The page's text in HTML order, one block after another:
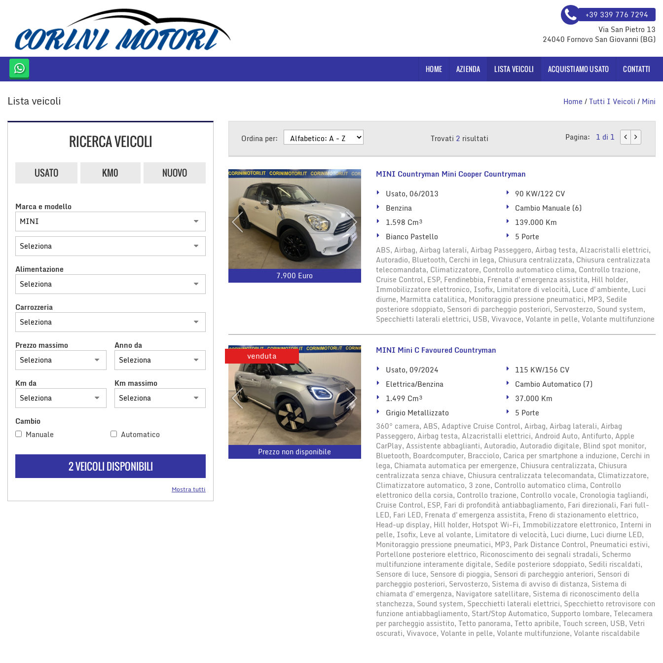
AZIENDA
LISTA VEICOLI
ACQUISTIAMO USATO
+39 339 776 7294
Via San Pietro 13
24040 Fornovo San Giovanni (BG)
HOME AZIENDA LISTA VEICOLI ACQUISTIAMO USATO CONTATTI
Lista veicoli Home /Tutti I Veicoli / Mini
RICERCA VEICOLI
USATO KM0 NUOVO
Marca e modello
Alimentazione
Carrozzeria
Prezzo massimo Anno da
Km da Km massimo
Cambio
Manuale
Automatico
2 VEICOLI DISPONIBILI
Mostra tutti
Ordina per: Trovati 2 risultati Pagina: 1 di 1
7.900 Euro
MINI Countryman Mini Cooper Countryman
Usato, 06/2013
90 KW/122 CV
Benzina
Cambio Manuale (6)
1.598 Cm³
139.000 Km
Bianco Pastello
5 Porte
ABS, Airbag, Airbag laterali, Airbag Passeggero, Airbag testa, Alzacristalli elettrici,
Autoradio, Bluetooth, Cerchi in lega, Chiusura centralizzata, Chiusura centralizzata
telecomandata, Climatizzatore, Controllo automatico clima, Controllo trazione,
Cruise Control, ESP, Fendinebbia, Frenata d'emergenza assistita, Hill holder,
Immobilizzatore elettronico, Isofix, Limitatore di velocità, Luce d'ambiente, Luci
diurne, Marmitta catalitica, Monitoraggio pressione pneumatici, MP3, Sedile
posteriore sdoppiato, Sensori di parcheggio posteriori, Servosterzo, Sound system,
Specchietti laterali elettrici, USB, Vivavoce, Volante in pelle, Volante multifunzione
Prezzo non disponibile
venduta
MINI Mini C Favoured Countryman
Usato, 09/2024
115 KW/156 CV
Elettrica/Benzina
Cambio Automatico (7)
1.499 Cm³
37.000 Km
Grigio Metallizzato
5 Porte
360° camera, ABS, Adaptive Cruise Control, Airbag, Airbag laterali, Airbag
Passeggero, Airbag testa, Alzacristalli elettrici, Android Auto, Antifurto, Apple
CarPlay, Assistente abbaglianti, Autoradio, Autoradio digitale, Blind spot monitor,
Bluetooth, Boardcomputer, Bracciolo, Carica per smartphone a induzione, Cerchi in
lega, Chiamata automatica per emergenze, Chiusura centralizzata, Chiusura
centralizzata senza chiave, Chiusura centralizzata telecomandata, Climatizzatore,
Climatizzatore automatico, 3 zone, Controllo automatico clima, Controllo
elettronico della corsia, Controllo trazione, Controllo vocale, Cronologia tagliandi,
Cruise Control, ESP, Fari di profondità antiabbagliamento, Fari direzionali, Fari full-
LED, Fari LED, Frenata d'emergenza assistita, Freno di stazionamento elettrico,
Head-up display, Hill holder, Hotspot Wi-Fi, Immobilizzatore elettronico, Interni in
pelle, Isofix, Leve al volante, Limitatore di velocità, Luci diurne, Luci diurne LED,
Monitoraggio pressione pneumatici, MP3, Park Distance Control, Pneumatici estivi,
Portellone posteriore elettrico, Riconoscimento dei segnali stradali, Schermo
multifunzione interamente digitale, Sedile posteriore sdoppiato, Sedili riscaldati,
Sensore di luce, Sensore di pioggia, Sensori di parcheggio anteriori, Sensori di
parcheggio posteriori, Servosterzo, Sistema di avviso di distanza, Sistema di
chiamata d'emergenza, Navigatore satellitare, Sistema di riconoscimento della
stanchezza, Sound system, Specchietti laterali elettrici, Specchietto retrovisore con
funzione antiabbagliamento, Start/Stop Automatico, Supporto lombare, Telecamera
per parcheggio assistito, Tetto panorama, Tetto apribile, Touch screen, USB, Vetri
oscurati, Vivavoce, Volante in pelle, Volante multifunzione, Volante riscaldabile